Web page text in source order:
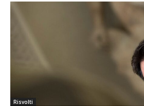
Risvolti